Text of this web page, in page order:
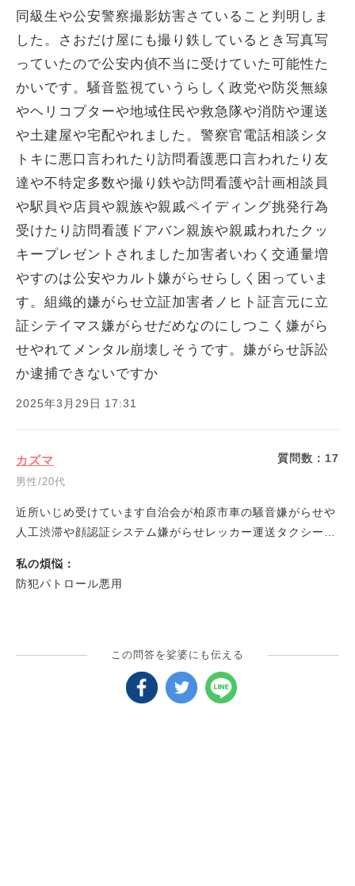
同級生や公安警察撮影妨害さていること判明しま
した。さおだけ屋にも撮り鉄しているとき写真写
っていたので公安内偵不当に受けていた可能性た
かいです。騒音監視ていうらしく政党や防災無線
やヘリコプターや地域住民や救急隊や消防や運送
や土建屋や宅配やれました。警察官電話相談シタ
トキに悪口言われたり訪問看護悪口言われたり友
達や不特定多数や撮り鉄や訪問看護や計画相談員
や駅員や店員や親族や親戚ペイディング挑発行為
受けたり訪問看護ドアバン親族や親戚われたクッ
キープレゼントされました加害者いわく交通量増
やすのは公安やカルト嫌がらせらしく困っていま
す。組織的嫌がらせ立証加害者ノヒト証言元に立
証シテイマス嫌がらせだめなのにしつこく嫌がら
せやれてメンタル崩壊しそうです。嫌がらせ訴訟
か逮捕できないですか
2025年3月29日 17:31
カズマ
男性/20代
質問数： 17
近所いじめ受けています自治会が柏原市車の騒音嫌がらせや
人工渋滞や顔認証システム嫌がらせレッカー運送タクシー・
たり日本郵政証言しています公明党が公安や警察や企業や地
域命令して公安防犯やあいつ精神障害や犯罪者だから邪魔だ
私の煩悩：
防犯パトロール悪用
この問答を娑婆にも伝える